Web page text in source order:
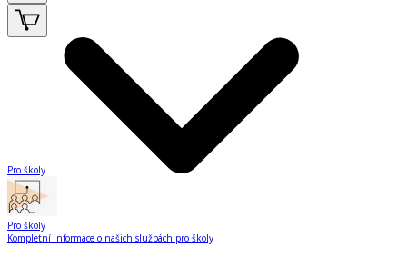
Pro školy
Pro školy
Kompletní informace o našich službách pro školy